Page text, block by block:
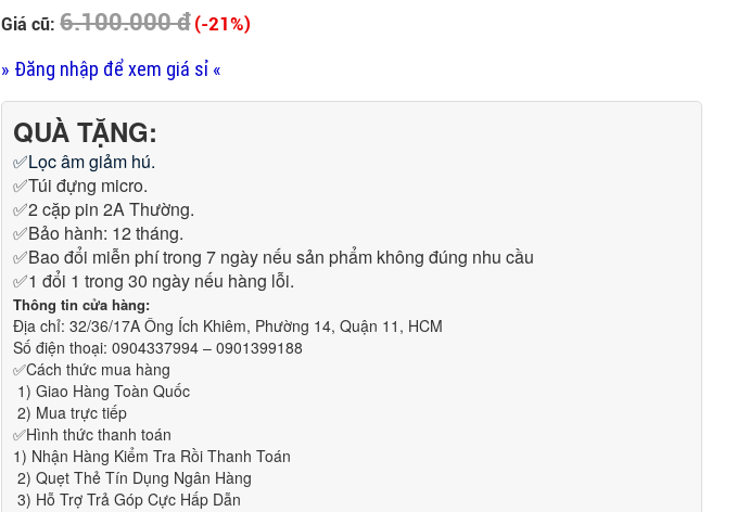
Giá cũ:6.100.000 đ (-21%)
» Đăng nhập để xem giá sỉ «
QUÀ TẶNG:
✅Lọc âm giảm hú.
✅Túi đựng micro.
✅2 cặp pin 2A Thường.
✅Bảo hành: 12 tháng.
✅Bao đổi miễn phí trong 7 ngày nếu sản phẩm không đúng nhu cầu
✅1 đổi 1 trong 30 ngày nếu hàng lỗi.
Thông tin cửa hàng:
Địa chỉ: 32/36/17A Ông Ích Khiêm, Phường 14, Quận 11, HCM
Số điện thoại: 0904337994 – 0901399188
✅Cách thức mua hàng
1) Giao Hàng Toàn Quốc
2) Mua trực tiếp
✅Hình thức thanh toán
1) Nhận Hàng Kiểm Tra Rồi Thanh Toán
2) Quẹt Thẻ Tín Dụng Ngân Hàng
3) Hỗ Trợ Trả Góp Cực Hấp Dẫn